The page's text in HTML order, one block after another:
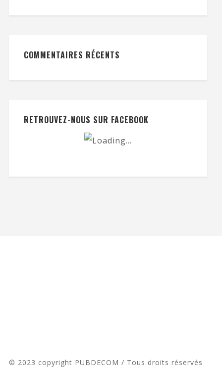
COMMENTAIRES RÉCENTS
RETROUVEZ-NOUS SUR FACEBOOK
© 2023 copyright PUBDECOM / Tous droits réservés